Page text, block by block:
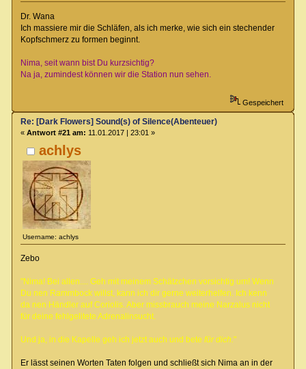
Dr. Wana
Ich massiere mir die Schläfen, als ich merke, wie sich ein stechender
Kopfschmerz zu formen beginnt.
Nima, seit wann bist Du kurzsichtig?
Na ja, zumindest können wir die Station nun sehen.
Gespeichert
achlys
Username: achlys
Re: [Dark Flowers] Sound(s) of Silence(Abenteuer)
« Antwort #21 am: 11.01.2017 | 23:01 »
Zebo
"Nima! Bei allen.... Geh mit meinem Schätzchen vorsichtig um! Wenn
Du nen Rammbock willst, kann ich dir gerne weiterhelfen. Ich kenn
da nen Händler auf Coriolis. Aber missbrauch meine Narzalus nicht
für deine fehlgelitete Adrenalinsucht.
Und ja, in die Kapelle geh ich jetzt auch und bete für dich."
Er lässt seinen Worten Taten folgen und schließt sich Nima an in der